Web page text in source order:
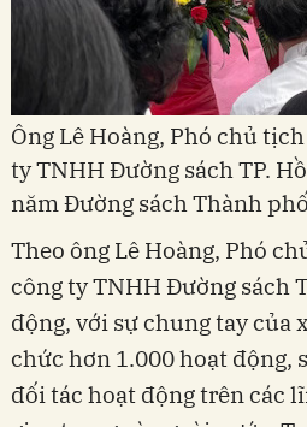
Ông Lê Hoàng, Phó chủ
ty TNHH Đường sách TP.
năm Đường sách Thành phố
Theo ông Lê Hoàng, Phó
công ty TNHH Đường sách
động, với sự chung tay của
chức hơn 1.000 hoạt động,
đối tác hoạt động trên các